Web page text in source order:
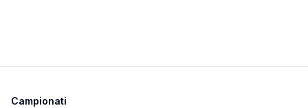
Campionati